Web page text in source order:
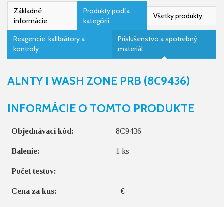
Základné
informácie
Produkty podľa
kategórií
Všetky produkty
Reagencie, kalibrátory a
kontroly
Príslušenstvo a spotrebný
materiál
ALNTY I WASH ZONE PRB (8C9436)
INFORMÁCIE O TOMTO PRODUKTE
Objednávací kód: 8C9436
Balenie: 1 ks
Počet testov:
Cena za kus: - €